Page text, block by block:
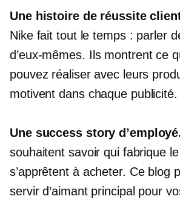
Une histoire de réussite
Nike fait tout le temps : parler
d’eux-mêmes. Ils montrent ce
pouvez réaliser avec leurs
motivent dans chaque publicité.
Une success story
souhaitent savoir qui fabrique le
s’apprêtent à acheter. Ce blog
servir d’aimant principal pour